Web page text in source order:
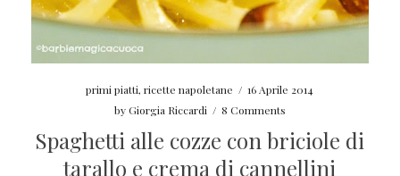
primi piatti,ricette napoletane / 16 Aprile 2014
byGiorgia Riccardi / 8 Comments
Spaghetti alle cozze con briciole di
tarallo e crema di cannellini